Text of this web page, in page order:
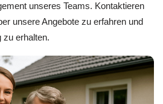
unseres Teams. Kontaktieren
unsere Angebote zu erfahren und
zu erhalten.